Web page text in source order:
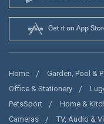
Home Garden, Pool &
Office & Stationery
PetsSport
Home &
Cameras
TV, Audio &